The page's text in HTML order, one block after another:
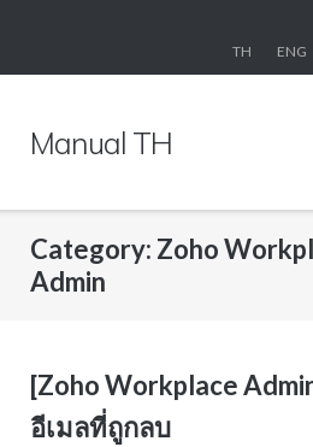
content
TH ENG
Manual TH
Category: Zoho
Admin
[Zoho Workplace
อีเมลที่ถูกลบ